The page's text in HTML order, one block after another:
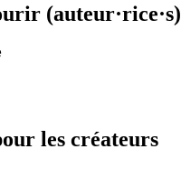
(auteur·rice·s)
les créateurs